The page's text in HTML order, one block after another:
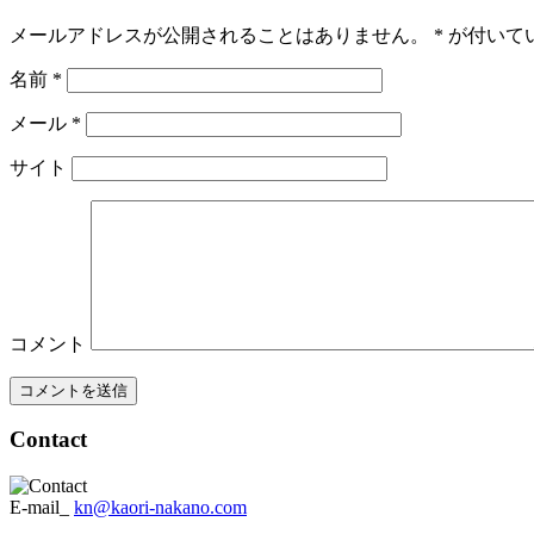
メールアドレスが公開されることはありません。 * が付いて
名前 *
メール *
サイト
コメント
Contact
E-mail_ kn@kaori-nakano.com